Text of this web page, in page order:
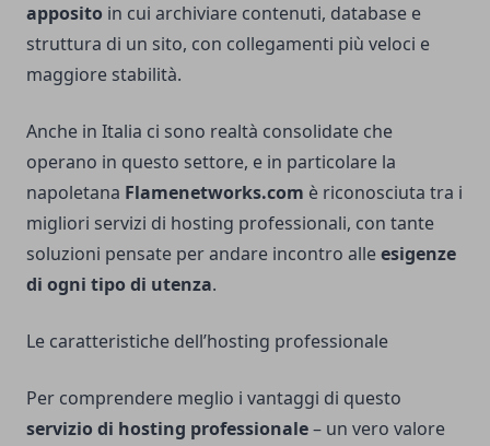
apposito in cui archiviare contenuti, database e
struttura di un sito, con collegamenti più veloci e
maggiore stabilità.
Anche in Italia ci sono realtà consolidate che
operano in questo settore, e in particolare la
napoletana Flamenetworks.com è riconosciuta tra i
migliori servizi di hosting professionali, con tante
soluzioni pensate per andare incontro alleesigenze
di ogni tipo di utenza.
Le caratteristiche dell’hosting professionale
Per comprendere meglio i vantaggi di questo
servizio di hosting professionale– un vero valore